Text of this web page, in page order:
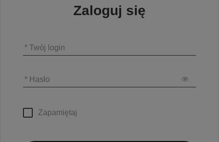
Zaloguj się
* Twój login
* Hasło
Zapamiętaj